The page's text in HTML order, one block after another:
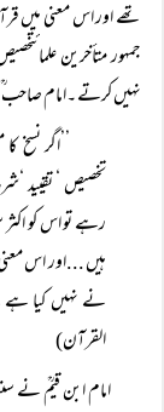
تھے اور اس معنی میں
جمہور متأخرین
نہیں کرتے ۔امام صاحب
’’اگر
تخصیص ‘ تقیید
رہے تو اس کو اکثر
ہیں ...اور اس
نے نہیں کیا ہے
القرآن)
امام ابن قیمؒ نے